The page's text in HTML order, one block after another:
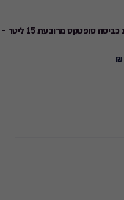
סלסלת כביסה סופטקס מרובעת 15 ליטר -